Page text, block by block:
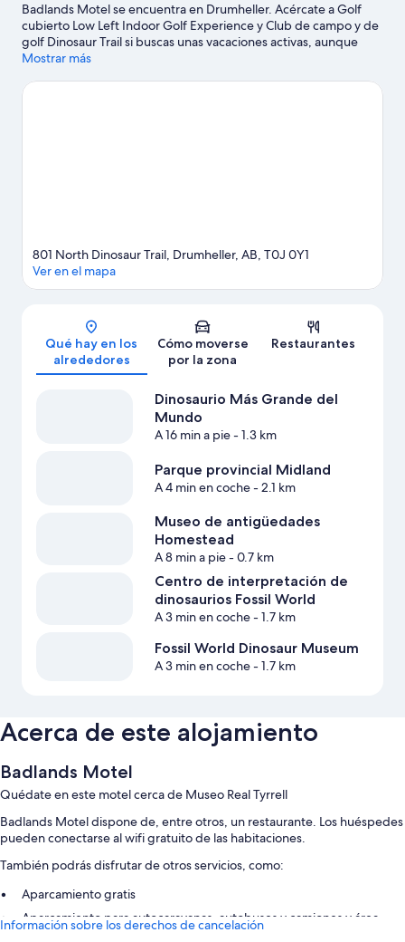
Badlands Motel se encuentra en Drumheller. Acércate a Golf
cubierto Low Left Indoor Golf Experience y Club de campo y de
golf Dinosaur Trail si buscas unas vacaciones activas, aunque
para apreciar la belleza natural de la región lo mejor es visitar
Shop Inc y Centro de interpretación de dinosaurios Fossil World
Mostrar más
Mapa
801 North Dinosaur Trail, Drumheller, AB, T0J 0Y1
Ver en el mapa
Qué hay en los
alrededores
Cómo moverse
por la zona
Restaurantes
Dinosaurio Más Grande del
Mundo
A 16 min a pie- 1.3 km
Parque provincial Midland
A 4 min en coche- 2.1 km
Museo de antigüedades
Homestead
A 8 min a pie- 0.7 km
Centro de interpretación de
dinosaurios Fossil World
A 3 min en coche- 1.7 km
Fossil World Dinosaur Museum
A 3 min en coche- 1.7 km
Acerca de este alojamiento
Badlands Motel
Quédate en este motel cerca de Museo Real Tyrrell
Badlands Motel dispone de, entre otros, un restaurante. Los huéspedes
pueden conectarse al wifi gratuito de las habitaciones.
También podrás disfrutar de otros servicios, como:
Aparcamiento gratis
Aparcamiento para autocaravanas, autobuses y camiones y área
para parrillas
Información sobre los derechos de cancelación